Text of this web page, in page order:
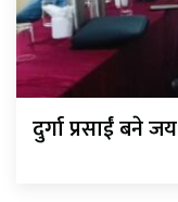
दुर्गा प्रसाईं बने